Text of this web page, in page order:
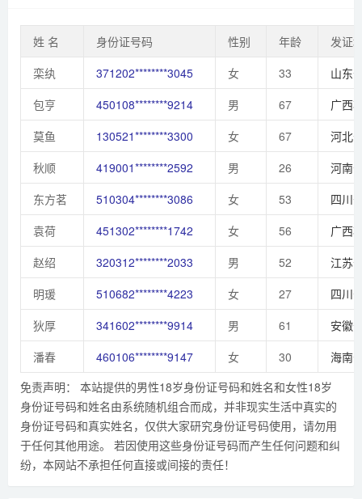
姓 名 身份证号码 性别 年龄
发证
栾纨
371202********3045 女 33
山东
包亨
450108********9214 男 67
广西
莫鱼
130521********3300 女 67
河北
秋顺
419001********2592 男 26
河南
东方茗
510304********3086 女 53
四川
袁荷
451302********1742 女 56
广西
赵绍
320312********2033 男 52
江苏
明瑗
510682********4223 女 27
四川
狄厚
341602********9914 男 61
安徽
潘春
460106********9147 女 30
海南
免责声明： 本站提供的男性18岁身份证号码和姓名和女性18岁
身份证号码和姓名由系统随机组合而成，并非现实生活中真实的
身份证号码和真实姓名，仅供大家研究身份证号码使用，请勿用
于任何其他用途。 若因使用这些身份证号码而产生任何问题和纠
纷，本网站不承担任何直接或间接的责任！